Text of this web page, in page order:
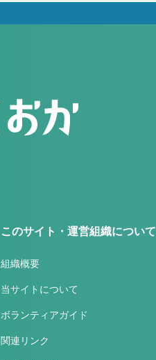
このサイト・運営組織について
組織概要
当サイトについて
ボランティアガイド
関連リンク